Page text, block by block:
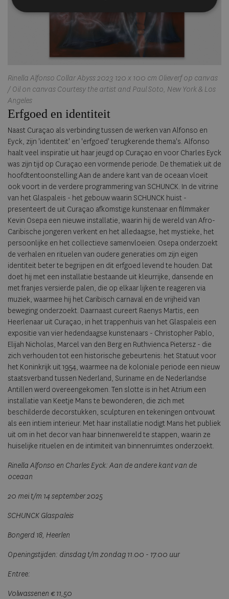
Rinella Alfonso Collar Abyss 2023 120 x 100 cm Olieverf op canvas
/ Oil on canvas Courtesy the artist and Paul Soto, New York & Los
Angeles
Erfgoed en identiteit
Naast Curaçao als verbinding tussen de werken van Alfonso en
Eyck, zijn 'identiteit' en 'erfgoed' terugkerende thema's. Alfonso
haalt veel inspiratie uit haar jeugd op Curaçao en voor Charles Eyck
was zijn tijd op Curaçao een vormende periode. De thematiek uit de
hoofdtentoonstelling Aan de andere kant van de oceaan vloeit
ook voort in de verdere programmering van SCHUNCK. In de vitrine
van het Glaspaleis - het gebouw waarin SCHUNCK huist -
presenteert de uit Curaçao afkomstige kunstenaar en filmmaker
Kevin Osepa een nieuwe installatie, waarin hij de wereld van Afro-
Caribische jongeren verkent en het alledaagse, het mystieke, het
persoonlijke en het collectieve samenvloeien. Osepa onderzoekt
de verhalen en rituelen van oudere generaties om zijn eigen
identiteit beter te begrijpen en dit erfgoed levend te houden. Dat
doet hij met een installatie bestaande uit kleurrijke, dansende en
met franjes versierde palen, die op elkaar lijken te reageren via
muziek, waarmee hij het Caribisch carnaval en de vrijheid van
beweging onderzoekt. Daarnaast cureert Raenys Martis, een
Heerlenaar uit Curaçao, in het trappenhuis van het Glaspaleis een
expositie van vier hedendaagse kunstenaars - Christopher Pablo,
Elijah Nicholas, Marcel van den Berg en Ruthvienca Pietersz - die
zich verhouden tot een historische gebeurtenis: het Statuut voor
het Koninkrijk uit 1954, waarmee na de koloniale periode een nieuw
staatsverband tussen Nederland, Suriname en de Nederlandse
Antillen werd overeengekomen. Ten slotte is in het Atrium een
installatie van Keetje Mans te bewonderen, die zich met
beschilderde decorstukken, sculpturen en tekeningen ontvouwt
als een intiem interieur. Met haar installatie nodigt Mans het publiek
uit om in het decor van haar binnenwereld te stappen, waarin ze
huiselijke rituelen en de intimiteit van binnenruimtes onderzoekt.
Rinella Alfonso en Charles Eyck: Aan de andere kant van de
oceaan
20 mei t/m 14 september 2025
SCHUNCK Glaspaleis
Bongerd 18, Heerlen
Openingstijden: dinsdag t/m zondag 11.00 - 17.00 uur
Entree:
Volwassenen € 11,50